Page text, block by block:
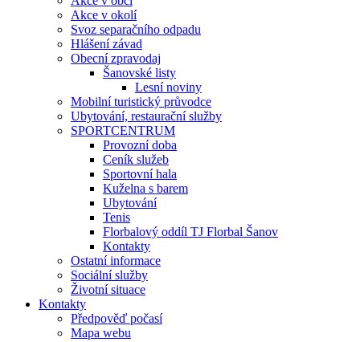
Akce v okolí
Svoz separačního odpadu
Hlášení závad
Obecní zpravodaj
Šanovské listy
Lesní noviny
Mobilní turistický průvodce
Ubytování, restaurační služby
SPORTCENTRUM
Provozní doba
Ceník služeb
Sportovní hala
Kuželna s barem
Ubytování
Tenis
Florbalový oddíl TJ Florbal Šanov
Kontakty
Ostatní informace
Sociální služby
Životní situace
Kontakty
Předpověď počasí
Mapa webu